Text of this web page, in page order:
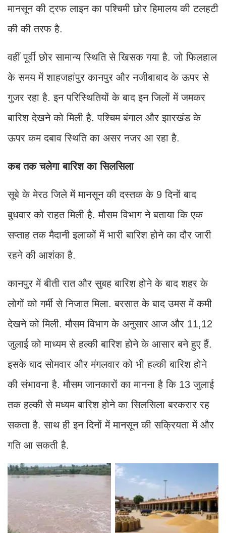
मानसून की ट्रफ लाइन का पश्चिमी छोर हिमालय की टलहटी
की की तरफ है.
वहीं पूर्वी छोर सामान्य स्थिति से खिसक गया है. जो फिलहाल
के समय में शाहजहांपुर कानपुर और नजीबाबाद के ऊपर से
गुजर रहा है. इन परिस्थितियों के बाद इन जिलों में जमकर
बारिश देखने को मिली है. पश्चिम बंगाल और झारखंड के
ऊपर कम दबाव स्थिति का असर नजर आ रहा है.
कब तक चलेगा बारिश का सिलसिला
सूबे के मेरठ जिले में मानसून की दस्तक के 9 दिनों बाद
बुधवार को राहत मिली है. मौसम विभाग ने बताया कि एक
सप्ताह तक मैदानी इलाकों में भारी बारिश होने का दौर जारी
रहने की आशंका है.
कानपुर में बीती रात और सुबह बारिश होने के बाद शहर के
लोगों को गर्मी से निजात मिला. बरसात के बाद उमस में कमी
देखने को मिली. मौसम विभाग के अनुसार आज और 11,12
जुलाई को माध्यम से हल्की बारिश होने के आसार बने हुए हैं.
इसके बाद सोमवार और मंगलवार को भी हल्की बारिश होने
की संभावना है. मौसम जानकारों का मानना है कि 13 जुलाई
तक हल्की से मध्यम बारिश होने का सिलसिला बरकरार रह
सकता है. साथ ही इन दिनों में मानसून की सक्रियता में और
गति आ सकती है.